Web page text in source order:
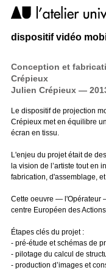
Conception et
Crépieux
Julien Crépieux —
Le dispositif de projection
Crépieux met en équilibre
écran en tissu.
L'enjeu du projet était de
la vision de l’artiste tout en
fabrication, d'assemblage,
Cette oeuvre — l'Opérateur
centre Européen des
Étapes clés du projet :
- pré-étude et schémas de
- pilotage du calcul de
- production d’images et
dispositif vidéo